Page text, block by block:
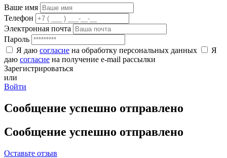
Ваше имя
Телефон
Электронная почта
Пароль
Я даю согласие на обработку персональных данных
Я
даю согласие на получение e-mail рассылки
Зарегистрироваться
или
Войти
Сообщение успешно отправлено
Сообщение успешно отправлено
Оставьте отзыв